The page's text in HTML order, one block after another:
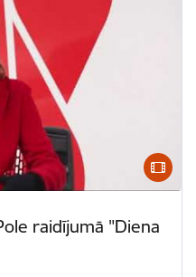
raidījumā "Diena